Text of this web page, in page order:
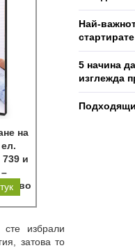
на
и
избрали
затова то
Най-
5 начина
изглежда